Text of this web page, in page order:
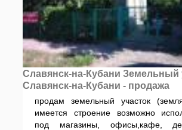
Славянск-на-Кубани Земельный
Славянск-на-Кубани - продажа
продам земельный участок
имеется строение возможно
под магазины, офисы,кафе,